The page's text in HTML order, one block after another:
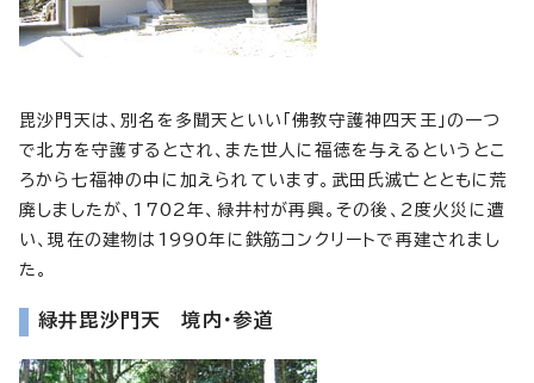
毘沙門天は、別名を多聞天といい「佛教守護神四天王」の一つ
で北方を守護するとされ、また世人に福徳を与えるというとこ
ろから七福神の中に加えられています。武田氏滅亡とともに荒
廃しましたが、1702年、緑井村が再興。その後、2度火災に遭
い、現在の建物は1990年に鉄筋コンクリートで再建されまし
た。
緑井毘沙門天 境内・参道